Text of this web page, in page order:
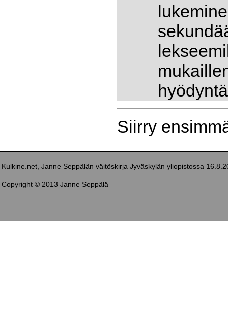
Siirry
Kulkine.net, Janne Seppälän väitöskirja Jyväskylän yliopistossa
Copyright © 2013 Janne Seppälä